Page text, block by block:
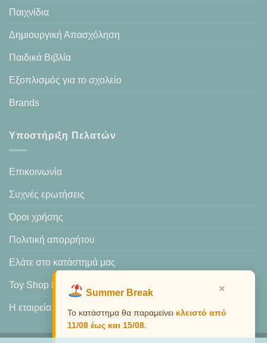
Παιχνίδια
Δημιουργική Απασχόληση
Παιδικά Βιβλία
Εξοπλισμός για το σχολείο
Brands
Υποστήριξη Πελατών
Επικοινωνία
Συχνές ερωτήσεις
Όροι χρήσης
Πολιτική απορρήτου
Ελάτε στο κατάστημά μας
Toy Shop in Heraklion
Η εταιρεία μας
×
Summer Break
Το κατάστημα θα παραμείνει κλειστό από
11/08 έως και 15/08